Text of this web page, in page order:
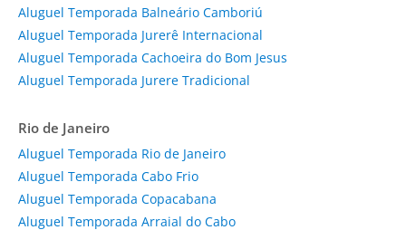
Aluguel Temporada Balneário Camboriú
Aluguel Temporada Jurerê Internacional
Aluguel Temporada Cachoeira do Bom Jesus
Aluguel Temporada Jurere Tradicional
Rio de Janeiro
Aluguel Temporada Rio de Janeiro
Aluguel Temporada Cabo Frio
Aluguel Temporada Copacabana
Aluguel Temporada Arraial do Cabo